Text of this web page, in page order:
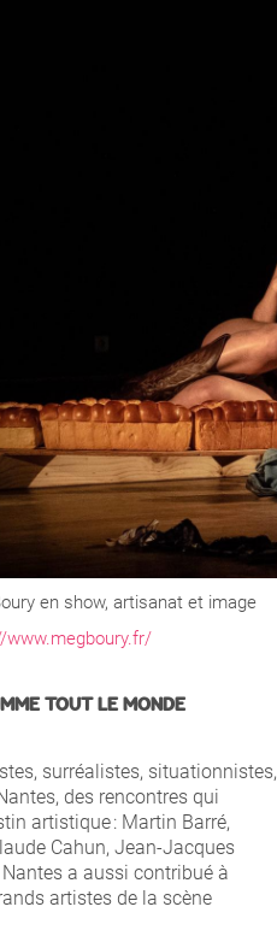
en show, artisanat et image
www.megboury.fr/
TOUT LE MONDE
surréalistes, situationnistes,
des rencontres qui
artistique : Martin Barré,
Cahun, Jean-Jacques
Nantes a aussi contribué à
artistes de la scène